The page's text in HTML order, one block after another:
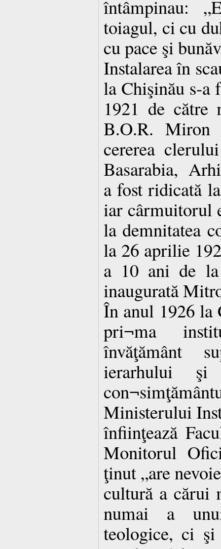
întâmpinau:
toiagul, ci cu
cu pace şi
Instalarea în
la Chişinău s-a
1921 de
B.O.R.
cererea
Basarabia,
a fost ridicată
iar cârmuitorul
la demnitatea
la 26 aprilie
a 10 ani de
inaugurată
În anul 1926 la
pri¬ma
învăţământ
ierarhului
Ministerului
înfiinţează
Monitorul
ţinut „are
cultură a cărui
numai a
teologice, ci